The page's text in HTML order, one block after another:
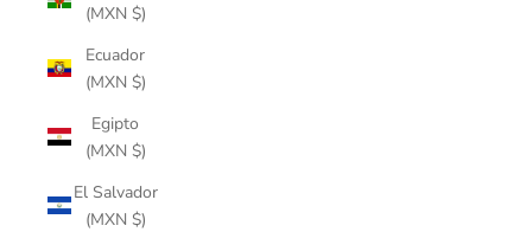
(MXN $)
Ecuador
(MXN $)
Egipto
(MXN $)
El Salvador
(MXN $)